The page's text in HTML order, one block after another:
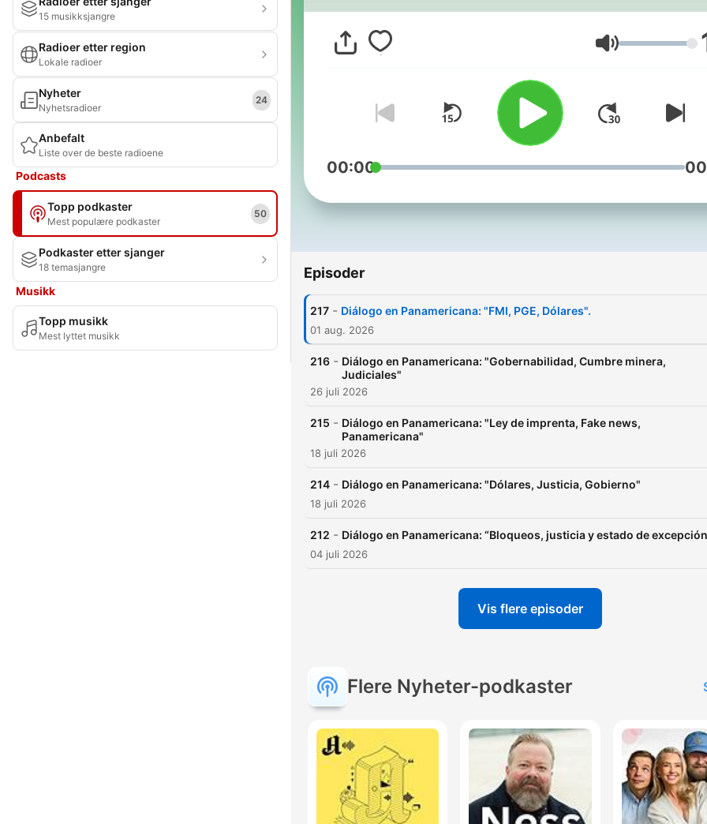
15 musikksjangre
Radioer etter region
Lokale radioer
Nyheter
Nyhetsradioer
24
Anbefalt
Liste over de beste radioene
Podcasts
Topp podkaster
Mest populære podkaster
50
Podkaster etter sjanger
18 temasjangre
Musikk
Topp musikk
Mest lyttet musikk
en Bolivia y el mundo.
Volum
00:00
Episoder
217 - Diálogo en Panamericana: "FMI, PGE, Dólares".
01 aug. 2026
216 - Diálogo en Panamericana: "Gobernabilidad, Cumbre minera,
Judiciales"
26 juli 2026
215 - Diálogo en Panamericana: "Ley de imprenta, Fake news,
Panamericana"
18 juli 2026
214 - Diálogo en Panamericana: "Dólares, Justicia, Gobierno"
18 juli 2026
212 - Diálogo en Panamericana: “Bloqueos, justicia y estado de
04 juli 2026
Vis flere episoder
Flere Nyheter-podkaster